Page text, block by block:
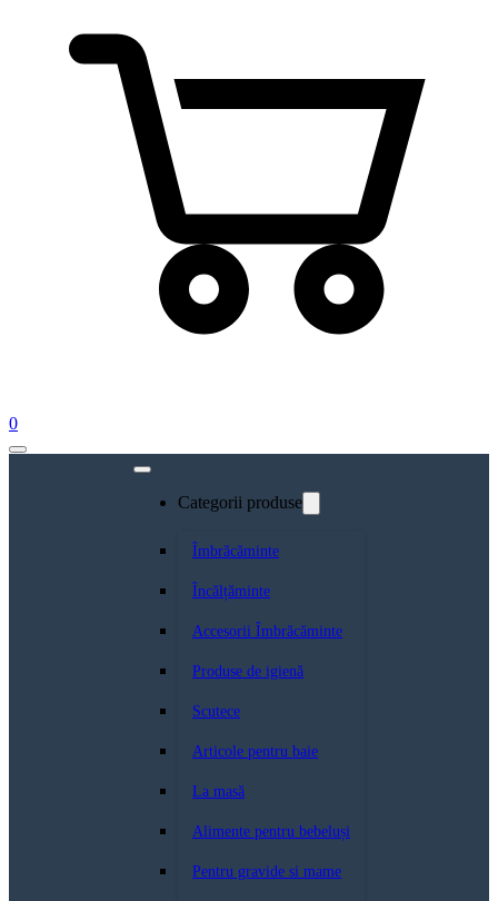
0
Categorii produse
Îmbrăcăminte
Încălțăminte
Accesorii Îmbrăcăminte
Produse de igienă
Scutece
Articole pentru baie
La masă
Alimente pentru bebeluși
Pentru gravide si mame